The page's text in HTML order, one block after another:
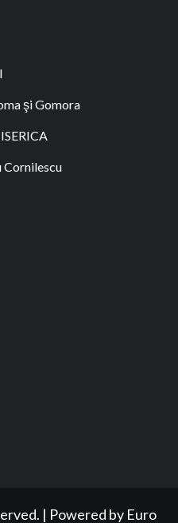
şi Gomora
| Powered by Euro